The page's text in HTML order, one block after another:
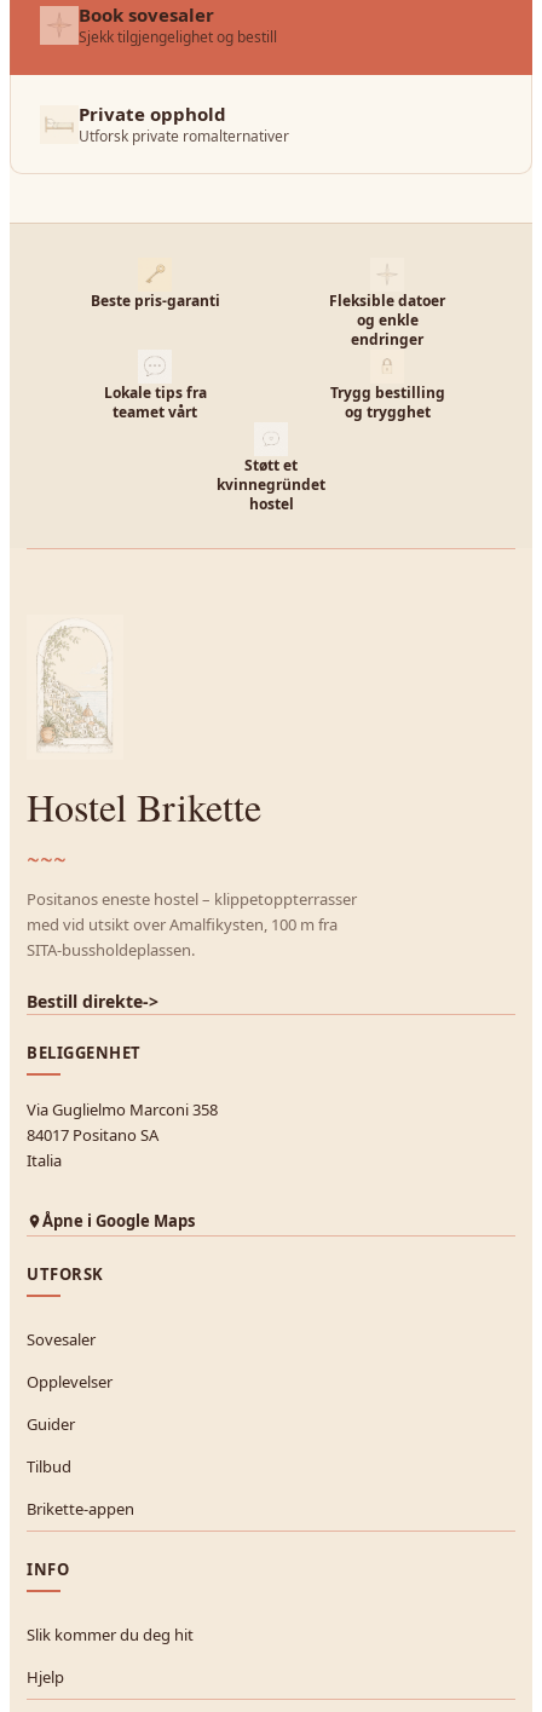
Book sovesaler
Sjekk tilgjengelighet og bestill
Private opphold
Utforsk private romalternativer
Beste pris-garanti
Fleksible datoer
og enkle
endringer
Lokale tips fra
teamet vårt
Trygg bestilling
og trygghet
Støtt et
kvinnegründet
hostel
Hostel Brikette
~~~
Positanos eneste hostel – klippetoppterrasser
med vid utsikt over Amalfikysten, 100 m fra
SITA-bussholdeplassen.
Bestill direkte->
BELIGGENHET
Via Guglielmo Marconi 358
84017 Positano SA
Italia
Åpne i Google Maps
UTFORSK
Sovesaler
Opplevelser
Guider
Tilbud
Brikette-appen
INFO
Slik kommer du deg hit
Hjelp